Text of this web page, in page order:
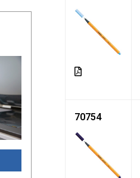
70754